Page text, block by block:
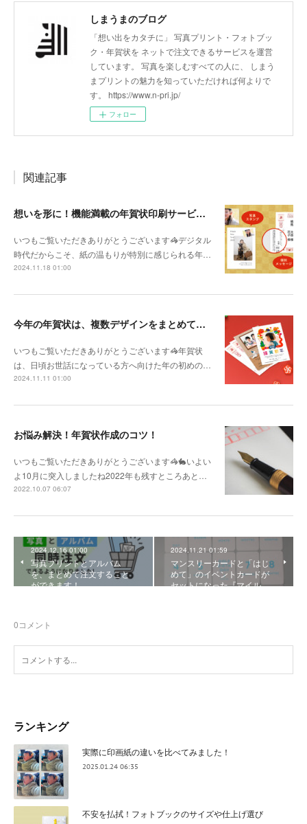
しまうまのブログ
「想い出をカタチに」 写真プリント・フォトブッ
ク・年賀状を ネットで注文できるサービスを運営
しています。 写真を楽しむすべての人に、 しまう
まプリントの魅力を知っていただければ何よりで
す。 https://www.n-pri.jp/
フォロー
関連記事
想いを形に！機能満載の年賀状印刷サービスで新年の挨拶を🎍
いつもご覧いただきありがとうございます🦓デジタル
時代だからこそ、紙の温もりが特別に感じられる年…
2024.11.18 01:00
今年の年賀状は、複数デザインをまとめてお得に注文しよう！
いつもご覧いただきありがとうございます🦓年賀状
は、日頃お世話になっている方へ向けた年の初めの…
2024.11.11 01:00
お悩み解決！年賀状作成のコツ！
いつもご覧いただきありがとうございます🦓🐇いよい
よ10月に突入しましたね2022年も残すところあと…
2022.10.07 06:07
2024.12.16 01:00
写真プリントとアルバム
を、まとめて注文すること
ができます！
2024.11.21 01:59
マンスリーカードと「はじ
めて」のイベントカードが
セットになった『マイル…
0コメント
ランキング
実際に印画紙の違いを比べてみました！
2025.01.24 06:35
不安を払拭！フォトブックのサイズや仕上げ選び